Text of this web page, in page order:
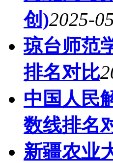
创)2025-
琼台师范
排名对比
中国人民
数线排名
新疆农业